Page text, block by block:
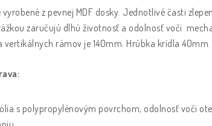
z pevnej MDF dosky. Jednotlivé časti
zaručujú dlhú životnosť a odolnosť voči
vertikálnych rámov je 140mm. Hrúbka krídla 40mm.
s polypropylénovým povrchom, odolnosť voči